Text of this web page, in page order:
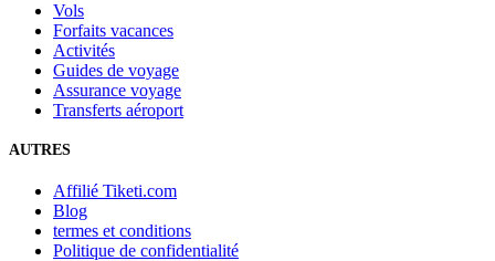
Vols
Forfaits vacances
Activités
Guides de voyage
Assurance voyage
Transferts aéroport
AUTRES
Affilié Tiketi.com
Blog
termes et conditions
Politique de confidentialité